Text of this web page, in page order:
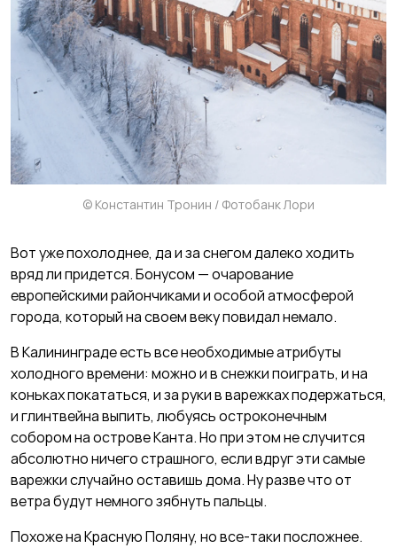
© Константин Тронин / Фотобанк Лори
Вот уже похолоднее, да и за снегом далеко ходить
вряд ли придется. Бонусом — очарование
европейскими райончиками и особой атмосферой
города, который на своем веку повидал немало.
В Калининграде есть все необходимые атрибуты
холодного времени: можно и в снежки поиграть, и на
коньках покататься, и за руки в варежках подержаться,
и глинтвейна выпить, любуясь остроконечным
собором на острове Канта. Но при этом не случится
абсолютно ничего страшного, если вдруг эти самые
варежки случайно оставишь дома. Ну разве что от
ветра будут немного зябнуть пальцы.
Похоже на Красную Поляну, но все-таки посложнее.